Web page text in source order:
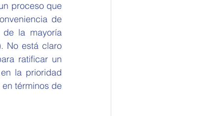
proceso que
de
la mayoría
No está claro
ratificar un
la prioridad
términos de